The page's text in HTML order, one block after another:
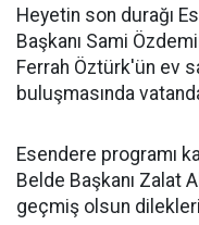
Heyetin son durağı
Başkanı Sami
Ferrah Öztürk'ün ev
buluşmasında
Esendere programı
Belde Başkanı Zalat
geçmiş olsun